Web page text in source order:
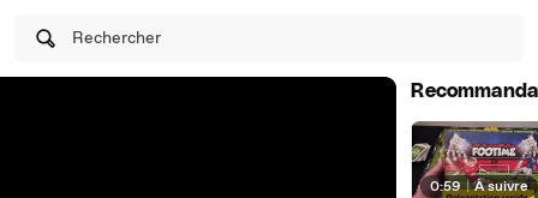
Rechercher
0:59 | À suivre